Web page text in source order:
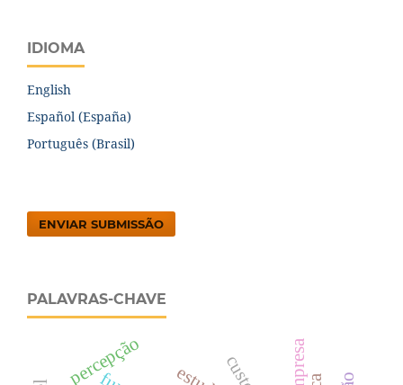
IDIOMA
English
Español (España)
Português (Brasil)
ENVIAR SUBMISSÃO
PALAVRAS-CHAVE
percepção